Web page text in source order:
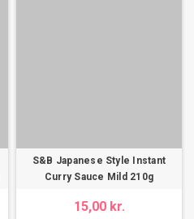
S&B Japanese Style Instant
Curry Sauce Mild 210g
15,00 kr.